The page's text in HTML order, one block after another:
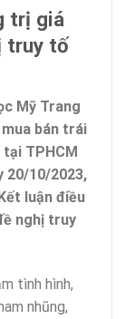
trị giá
truy tố
Mỹ Trang
bán trái
tại TPHCM
20/10/2023,
luận điều
nghị truy
tình hình,
nhũng,